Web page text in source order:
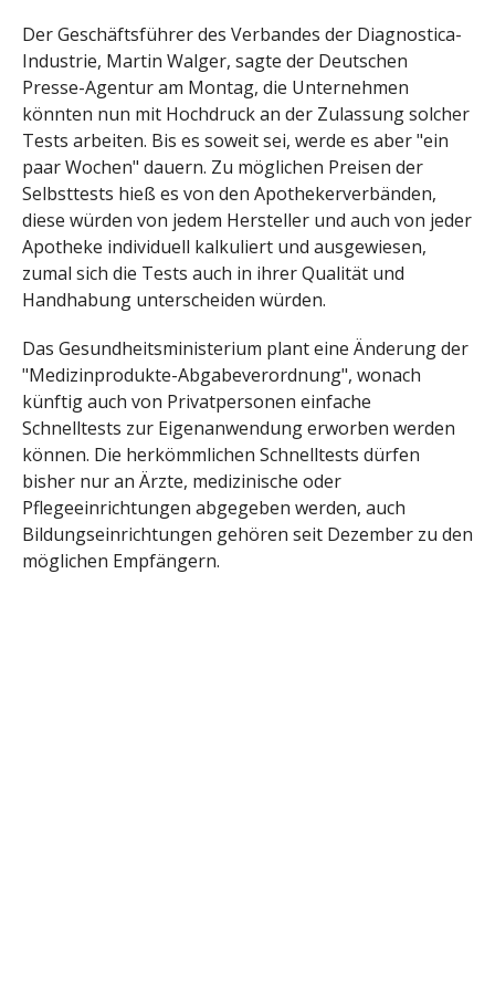
Der Geschäftsführer des Verbandes der Diagnostica-
Industrie, Martin Walger, sagte der Deutschen
Presse-Agentur am Montag, die Unternehmen
könnten nun mit Hochdruck an der Zulassung solcher
Tests arbeiten. Bis es soweit sei, werde es aber "ein
paar Wochen" dauern. Zu möglichen Preisen der
Selbsttests hieß es von den Apothekerverbänden,
diese würden von jedem Hersteller und auch von jeder
Apotheke individuell kalkuliert und ausgewiesen,
zumal sich die Tests auch in ihrer Qualität und
Handhabung unterscheiden würden.
Das Gesundheitsministerium plant eine Änderung der
"Medizinprodukte-Abgabeverordnung", wonach
künftig auch von Privatpersonen einfache
Schnelltests zur Eigenanwendung erworben werden
können. Die herkömmlichen Schnelltests dürfen
bisher nur an Ärzte, medizinische oder
Pflegeeinrichtungen abgegeben werden, auch
Bildungseinrichtungen gehören seit Dezember zu den
möglichen Empfängern.